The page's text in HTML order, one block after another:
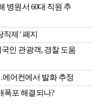
병원서 60대 직원 추
제’ 폐지
인 관광객, 경찰 도움
어컨에서 발화 추정
폭포 해결되나?